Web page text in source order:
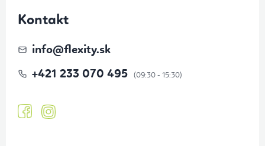
Kontakt
info@flexity.sk
+421 233 070 495